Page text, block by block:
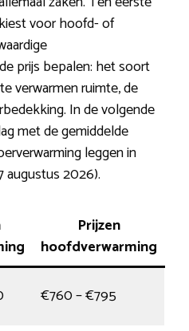
voor hoofd- of
prijs bepalen: het soort
verwarmen ruimte, de
In de volgende
met de gemiddelde
leggen in
augustus 2026).
Prijzen
hoofdverwarming
€760 – €795